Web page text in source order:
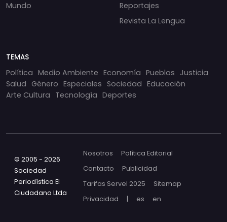
Mundo
Reportajes
Revista La Lengua
TEMAS
Política Medio Ambiente Economía Pueblos Justicia
Salud Género Especiales Sociedad Educación
Arte Cultura Tecnología Deportes
© 2005 - 2026
Sociedad
Periodística El
Ciudadano Ltda
Nosotros
Política Editorial
Contacto
Publicidad
Tarifas Servel 2025
Sitemap
Privacidad
| es en